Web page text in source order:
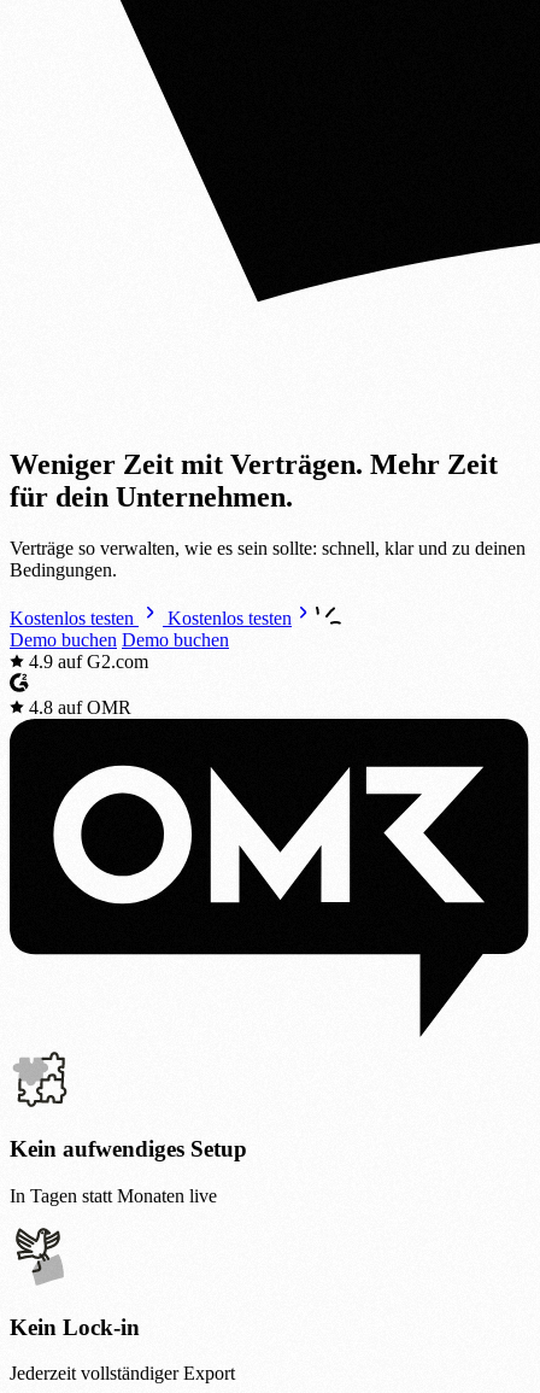
Weniger Zeit mit Verträgen. Mehr Zeit
für dein Unternehmen.
Verträge so verwalten, wie es sein sollte: schnell, klar und zu deinen
Bedingungen.
Kostenlos testen
Kostenlos testen
Demo buchen Demo buchen
4.9 auf G2.com
4.8 auf OMR
Kein aufwendiges Setup
In Tagen statt Monaten live
Kein Lock-in
Jederzeit vollständiger Export